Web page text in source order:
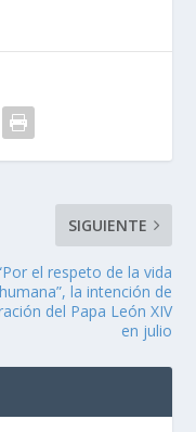
SIGUIENTE
el respeto de la vida
humana”, la intención de
del Papa León XIV
en julio